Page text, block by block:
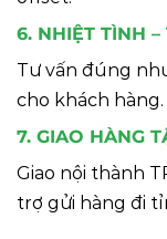
6. NHIỆT TÌNH –
Tư vấn đúng
cho khách hàng.
7. GIAO HÀNG
Giao nội thành
trợ gửi hàng đi